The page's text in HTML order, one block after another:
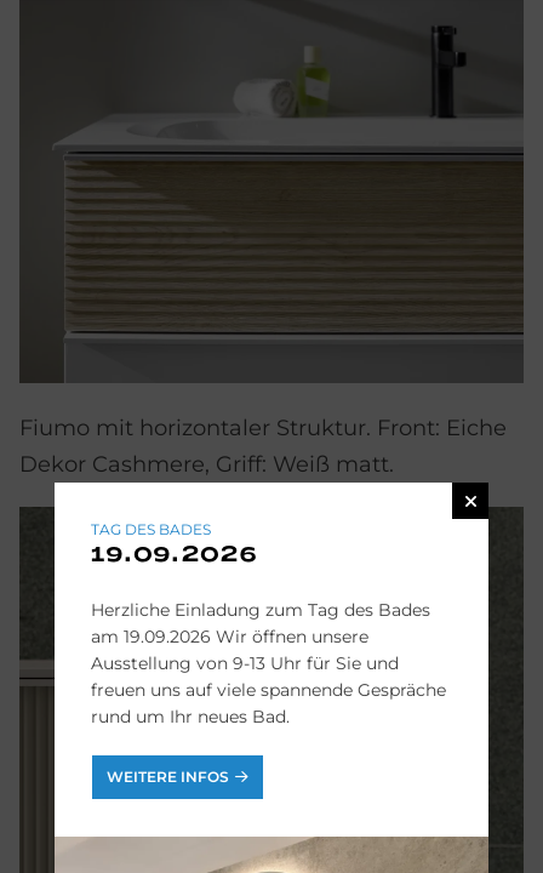
Fiumo mit horizontaler Struktur. Front: Eiche
Dekor Cashmere, Griff: Weiß matt.
TAG DES BADES
19.09.2026
Herzliche Einladung zum Tag des Bades
am 19.09.2026 Wir öffnen unsere
Ausstellung von 9-13 Uhr für Sie und
freuen uns auf viele spannende Gespräche
rund um Ihr neues Bad.
WEITERE INFOS